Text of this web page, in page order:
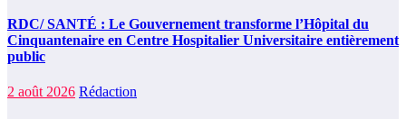
RDC/ SANTÉ : Le Gouvernement transforme l’Hôpital du
Cinquantenaire en Centre Hospitalier Universitaire entièrement
public
2 août 2026 Rédaction